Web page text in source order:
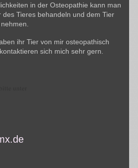
in der Osteopathie kann man
Tieres behandeln und dem Tier
ihr Tier von mir osteopathisch
sich mich sehr gern.